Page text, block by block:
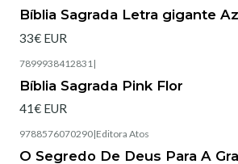
Bíblia Sagrada Letra gigante
33€ EUR
7899938412831 |
Bíblia Sagrada Pink Flor
41€ EUR
9788576070290|Editora Atos
O Segredo De Deus Para A